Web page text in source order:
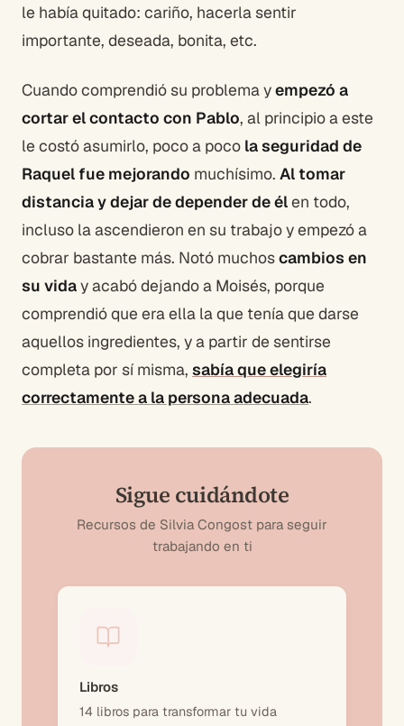
le había quitado: cariño, hacerla sentir
importante, deseada, bonita, etc.
Cuando comprendió su problema yempezó a
cortar el contacto con Pablo, al principio a este
le costó asumirlo, poco a poco la seguridad de
Raquel fue mejorando muchísimo. Al tomar
distancia y dejar de depender de élen todo,
incluso la ascendieron en su trabajo y empezó a
cobrar bastante más. Notó muchoscambios en
su viday acabó dejando a Moisés, porque
comprendió que era ella la que tenía que darse
aquellos ingredientes, y a partir de sentirse
completa por sí misma, sabía que elegiría
correctamente a la persona adecuada.
Sigue cuidándote
Recursos de Silvia Congost para seguir
trabajando en ti
Libros
14 libros para transformar tu vida